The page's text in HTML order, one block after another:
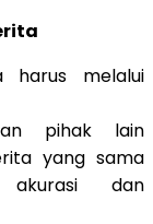
harus melalui
pihak lain
yang sama
dan